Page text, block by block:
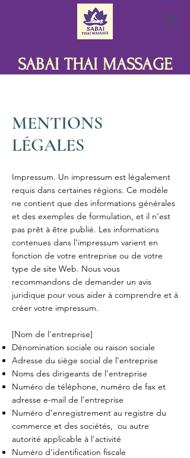
SABAI THAI MASSAGE
MENTIONS
LÉGALES
Impressum. Un impressum est légalement
requis dans certaines régions. Ce modèle
ne contient que des informations générales
et des exemples de formulation, et il n'est
pas prêt à être publié. Les informations
contenues dans l’impressum varient en
fonction de votre entreprise ou de votre
type de site Web. Nous vous
recommandons de demander un avis
juridique pour vous aider à comprendre et à
créer votre impressum.
[Nom de l'entreprise]
Dénomination sociale ou raison sociale
Adresse du siège social de l’entreprise
Noms des dirigeants de l’entreprise
Numéro de téléphone, numéro de fax et
adresse e-mail de l'entreprise
Numéro d’enregistrement au registre du
commerce et des sociétés, ou autre
autorité applicable à l'activité
Numéro d’identification fiscale